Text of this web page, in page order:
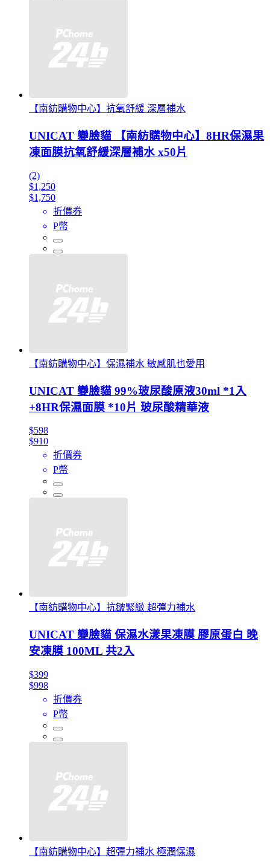
【南紡購物中心】抗氧舒緩 深層補水
UNICAT 變臉貓 【南紡購物中心】8HR保濕果
凍面膜抗氧舒緩深層補水 x50片
(2)
$1,250
$1,750
折價券
P幣
【南紡購物中心】保濕補水 敏感肌也愛用
UNICAT 變臉貓 99%玻尿酸原液30ml *1入
+8HR保濕面膜 *10片 玻尿酸精華液
$598
$910
折價券
P幣
【南紡購物中心】抗皺緊緻 超彈力補水
UNICAT 變臉貓 保濕水漾果凍膜 膠原蛋白 晚
安凍膜 100ML 共2入
$399
$998
折價券
P幣
【南紡購物中心】超彈力補水 極潤保濕